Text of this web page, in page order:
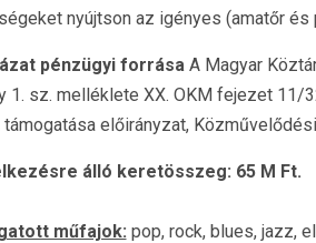
nyújtson az igényes (amatőr
pénzügyi forrásaA Magyar
1. sz. melléklete XX. OKM fejezet
támogatása előirányzat,
álló keretösszeg: 65 M Ft.
műfajok: pop, rock, blues, jazz,